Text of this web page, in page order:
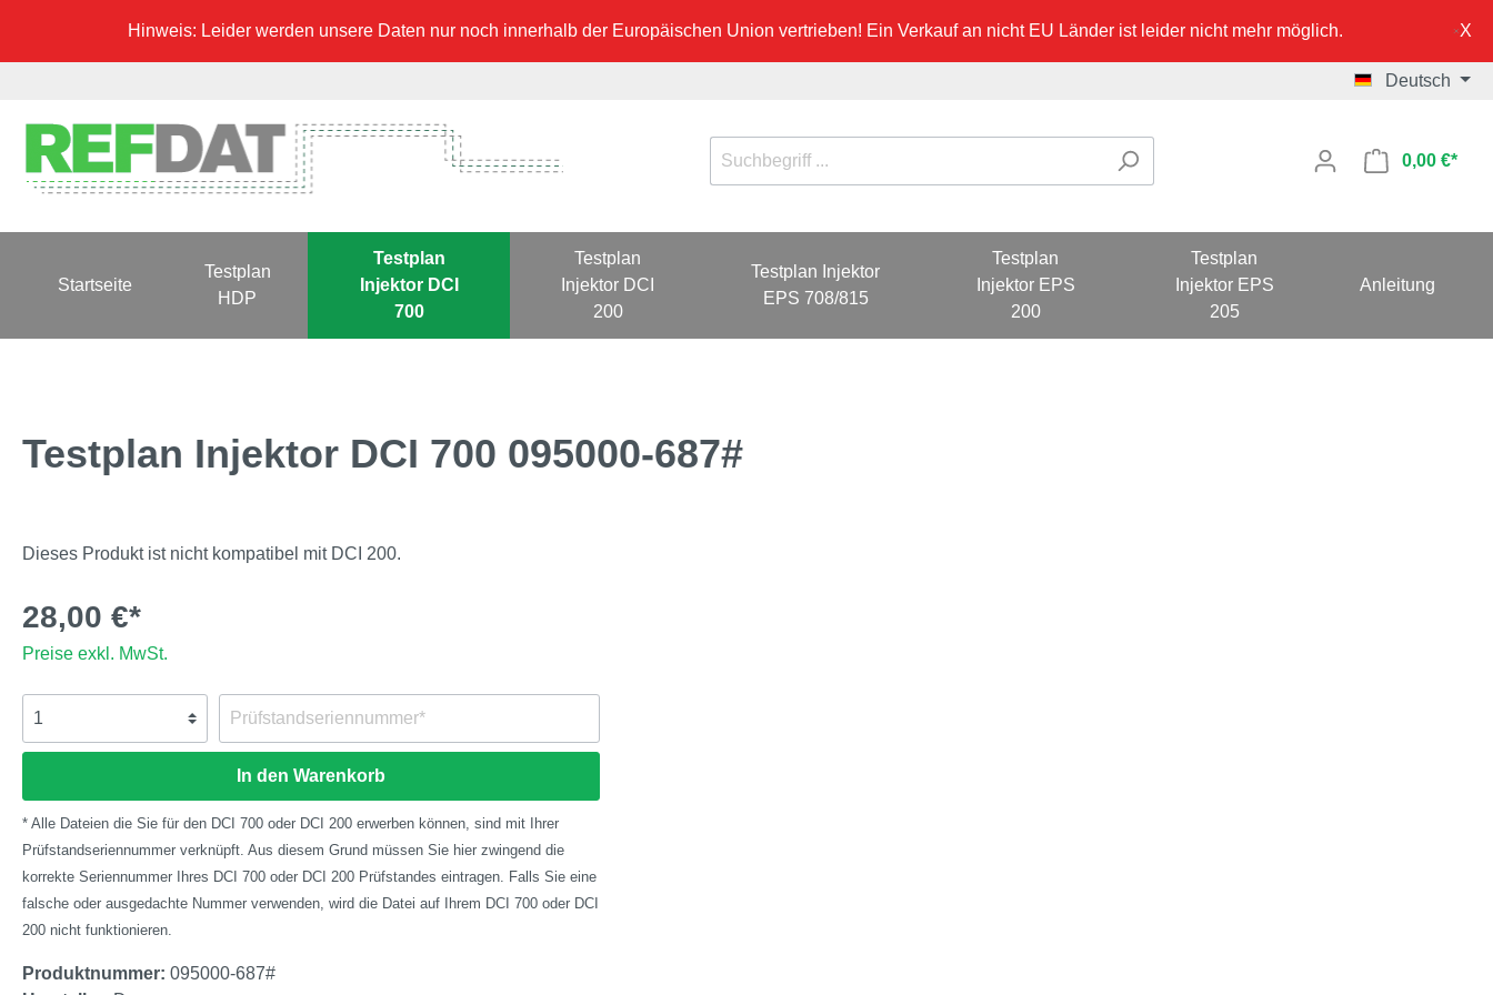
Hinweis: Leider werden unsere Daten nur noch innerhalb der Europäischen Union vertrieben! Ein Verkauf an nicht EU Länder ist leider nicht mehr möglich.
Deutsch
0,00 €*
Startseite
Testplan
HDP
Testplan
Injektor DCI
700
Testplan
Injektor DCI
200
Testplan Injektor
EPS 708/815
Testplan
Injektor EPS
200
Testplan
Injektor EPS
205
Anleitung
Testplan Injektor DCI 700 095000-687#
Dieses Produkt ist nicht kompatibel mit DCI 200.
28,00 €*
Preise exkl. MwSt.
In den Warenkorb
* Alle Dateien die Sie für den DCI 700 oder DCI 200 erwerben können, sind mit Ihrer
Prüfstandseriennummer verknüpft. Aus diesem Grund müssen Sie hier zwingend die
korrekte Seriennummer Ihres DCI 700 oder DCI 200 Prüfstandes eintragen. Falls Sie eine
falsche oder ausgedachte Nummer verwenden, wird die Datei auf Ihrem DCI 700 oder DCI
200 nicht funktionieren.
Produktnummer: 095000-687#